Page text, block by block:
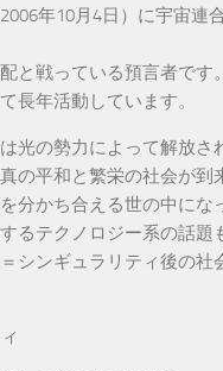
年10月4日）に宇宙連
と戦っている預言者です。
長年活動しています。
光の勢力によって解放さ
の平和と繁栄の社会が到
分かち合える世の中にな
るテクノロジー系の話題
シンギュラリティ後の社